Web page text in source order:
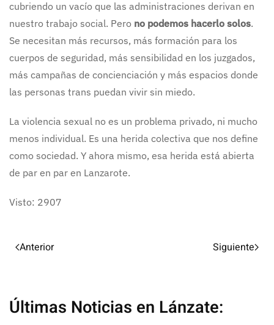
cubriendo un vacío que las administraciones derivan en
nuestro trabajo social. Pero no podemos hacerlo solos.
Se necesitan más recursos, más formación para los
cuerpos de seguridad, más sensibilidad en los juzgados,
más campañas de concienciación y más espacios donde
las personas trans puedan vivir sin miedo.
La violencia sexual no es un problema privado, ni mucho
menos individual. Es una herida colectiva que nos define
como sociedad. Y ahora mismo, esa herida está abierta
de par en par en Lanzarote.
Visto: 2907
Anterior Siguiente
Últimas Noticias en Lánzate: